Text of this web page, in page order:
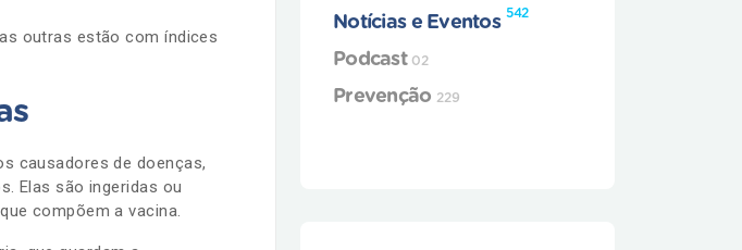
outras estão com índices
causadores de doenças,
Elas são ingeridas ou
compõem a vacina.
Notícias e Eventos 542
Podcast 02
Prevenção 229